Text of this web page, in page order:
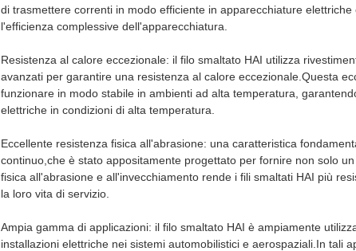
di trasmettere correnti in modo efficiente in apparecchiature
l'efficienza complessive dell'apparecchiatura.
Resistenza al calore eccezionale: il filo smaltato HAI utilizza
avanzati per garantire una resistenza al calore eccezionale.Questa
funzionare in modo stabile in ambienti ad alta temperatura,
elettriche in condizioni di alta temperatura.
Eccellente resistenza fisica all'abrasione: una caratteristica
continuo,che è stato appositamente progettato per fornire non solo
fisica all'abrasione e all'invecchiamento rende i fili smaltati HAI più
la loro vita di servizio.
Ampia gamma di applicazioni: il filo smaltato HAI è ampiamente
installazioni elettriche nei sistemi automobilistici e aerospaziali.In tali